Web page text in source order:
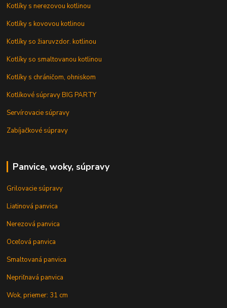
Kotlíky s nerezovou kotlinou
Kotlíky s kovovou kotlinou
Kotlíky so žiaruvzdor. kotlinou
Kotlíky so smaltovanou kotlinou
Kotlíky s chráničom, ohniskom
Kotlíkové súpravy BIG PARTY
Servírovacie súpravy
Zabíjačkové súpravy
Panvice, woky, súpravy
Grilovacie súpravy
Liatinová panvica
Nerezová panvica
Oceľová panvica
Smaltovaná panvica
Nepriľnavá panvica
Wok, priemer: 31 cm